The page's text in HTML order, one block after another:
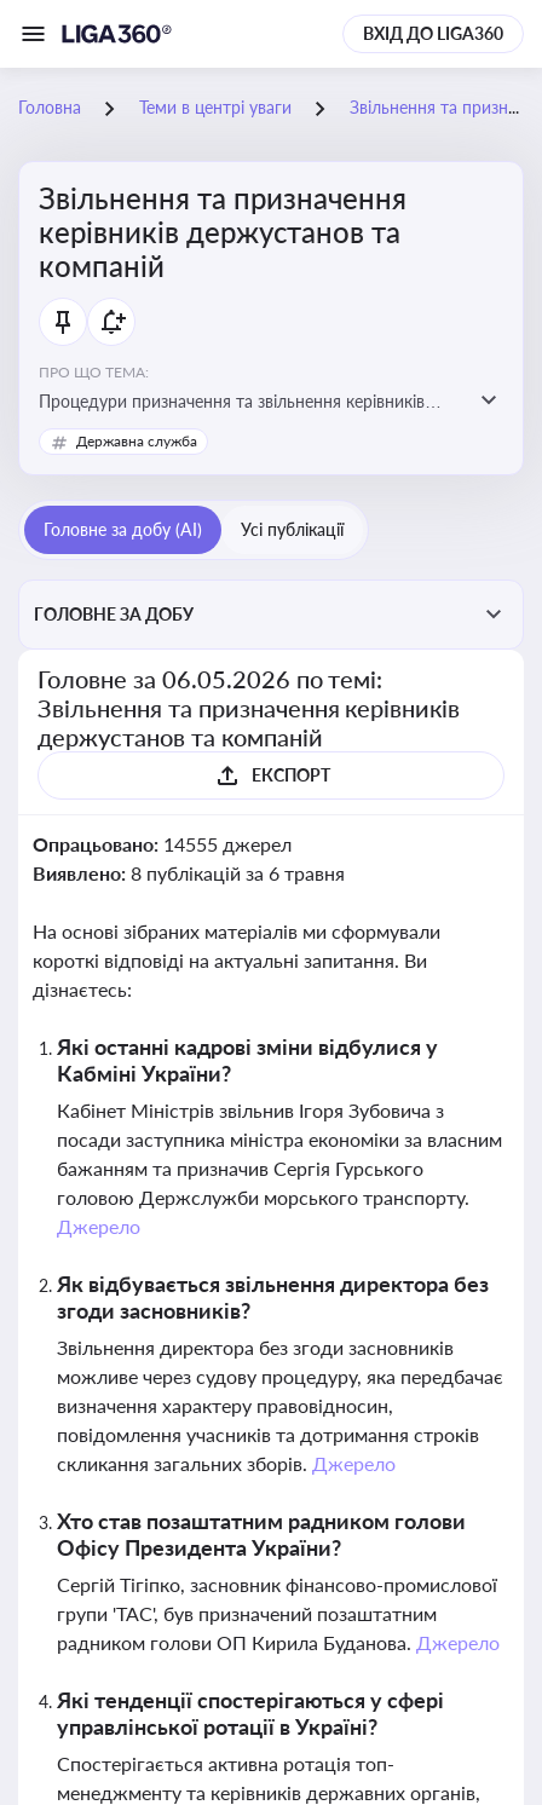
ВХІД ДО LIGA360
Головна Теми в центрі уваги Звільнення та призначення керівників держустанов та компаній
Звільнення та призначення
керівників держустанов та
компаній
ПРО ЩО ТЕМА:
Процедури призначення та звільнення керівників
установ та підприємств
Державна служба
Головне за добу (AI) Усі публікації
ГОЛОВНЕ ЗА ДОБУ
Головне за 06.05.2026 по темі:
Звільнення та призначення керівників
держустанов та компаній
ЕКСПОРТ
Опрацьовано: 14555 джерел
Виявлено: 8 публікацій за 6 травня
На основі зібраних матеріалів ми сформували
короткі відповіді на актуальні запитання. Ви
дізнаєтесь:
Які останні кадрові зміни відбулися у
Кабміні України?
Кабінет Міністрів звільнив Ігоря Зубовича з
посади заступника міністра економіки за власним
бажанням та призначив Сергія Гурського
головою Держслужби морського транспорту.
Джерело
Як відбувається звільнення директора без
згоди засновників?
Звільнення директора без згоди засновників
можливе через судову процедуру, яка передбачає
визначення характеру правовідносин,
повідомлення учасників та дотримання строків
скликання загальних зборів. Джерело
Хто став позаштатним радником голови
Офісу Президента України?
Сергій Тігіпко, засновник фінансово-промислової
групи 'ТАС', був призначений позаштатним
радником голови ОП Кирила Буданова. Джерело
Які тенденції спостерігаються у сфері
управлінської ротації в Україні?
Спостерігається активна ротація топ-
менеджменту та керівників державних органів,